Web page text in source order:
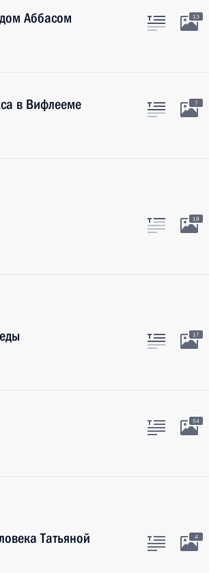
Аббасом 13
в Вифлееме 7
18
17
54
Татьяной
4